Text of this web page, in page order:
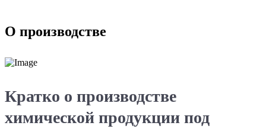
О производстве
Кратко о производстве
химической продукции под